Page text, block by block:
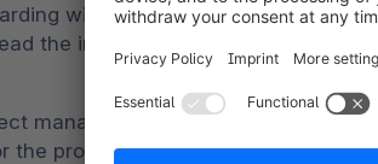
with the SaaS-Platform. The
the integration on behalf of the
manager and any technical
the project manager. The Client is